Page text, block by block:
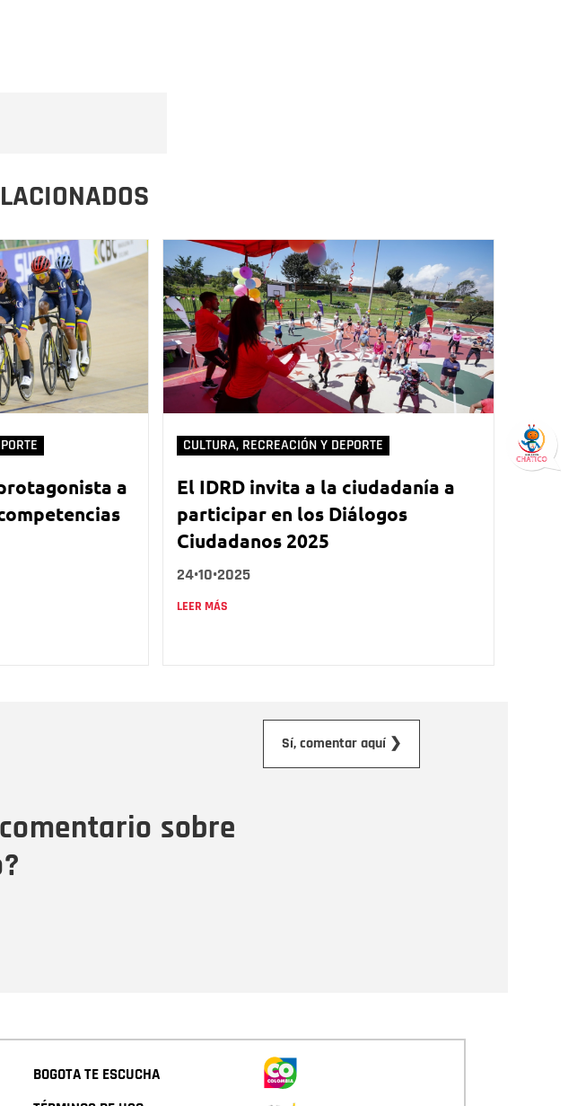
a
CULTURA, RECREACIÓN Y DEPORTE
El IDRD invita a la ciudadanía a
participar en los Diálogos
Ciudadanos 2025
24•10•2025
LEER MÁS
sobre
Sí, comentar aquí ❯
BOGOTA TE ESCUCHA